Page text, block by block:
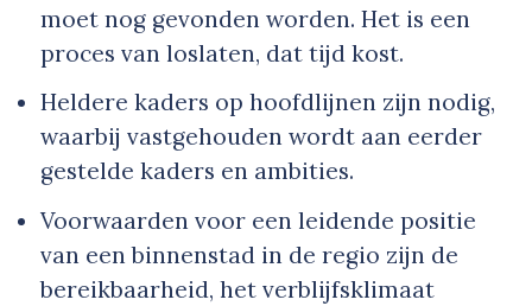
moet nog gevonden worden. Het is een
proces van loslaten, dat tijd kost.
Heldere kaders op hoofdlijnen zijn nodig,
waarbij vastgehouden wordt aan eerder
gestelde kaders en ambities.
Voorwaarden voor een leidende positie
van een binnenstad in de regio zijn de
bereikbaarheid, het verblijfsklimaat